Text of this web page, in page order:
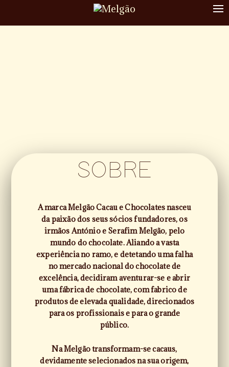
SOBRE
A marca Melgão Cacau e Chocolates nasceu
da paixão dos seus sócios fundadores, os
irmãos António e Serafim Melgão, pelo
mundo do chocolate. Aliando a vasta
experiência no ramo, e detetando uma falha
no mercado nacional do chocolate de
excelência, decidiram aventurar-se e abrir
uma fábrica de chocolate, com fabrico de
produtos de elevada qualidade, direcionados
para os profissionais e para o grande
público.
Na Melgão transformam-se cacaus,
devidamente selecionados na sua origem,